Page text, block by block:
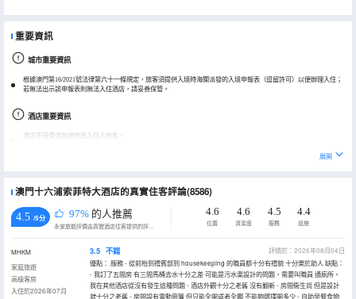
重要資訊
城市重要資訊
根據澳門第16/2021號法律第六十一條規定，旅客須提供入境時海關派發的入境申報表（逗留許可）以便辦理入住；
若無法出示該申報表則無法入住酒店，請妥善保管。
酒店重要資訊
酒店不接受添加或修改入住人姓名。
展開
澳門十六浦索菲特大酒店的真實住客評論(8586)
4.5 /5分 97% 的人推薦
永安旅遊評價由真實酒店住客提供的評價。
4.6
位置
4.6
清潔度
4.5
服務
4.4
設施
MHKM
家庭旅遊
高級客房
入住於2026年07月
3.5 不錯
評價於：2026年08月04日
優點： 服務 - 從前枱到禮賓部到 housekeeping 的職員都十分有禮貌 十分樂於助人 缺點：
- 我訂了五間房 有三間馬桶去水十分之差 可能是污水渠設計的問題，需要叫職員 通廁所。
我在其他酒店從沒有發生這種問題 - 酒店外觀十分之老舊 沒有翻新 - 房間衞生尚 但是設計
就十分之老舊 - 房間設有電動窗簾 但只能全開或者全闢 不能夠選擇開多少 - 自助早餐食物